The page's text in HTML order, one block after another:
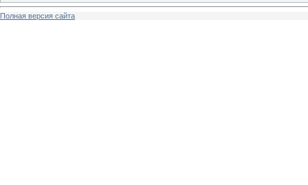
Полная версия сайта